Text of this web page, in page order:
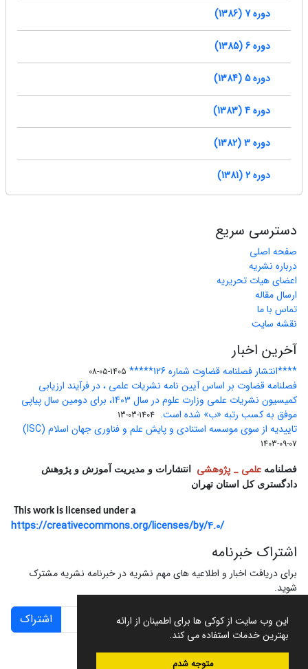
این وب سایت از کوکی ها برای اطمینان از ارائه
بهترین خدمات استفاده می کند.
متوجه شدم
دوره 7 (1386)
دوره 6 (1385)
دوره 5 (1384)
دوره 4 (1383)
دوره 3 (1382)
دوره 2 (1381)
دسترسی سریع
صفحه اصلی
درباره نشریه
اعضای هیات تحریریه
ارسال مقاله
تماس با ما
نقشه سایت
آخرین اخبار
****انتشار فصلنامه قضاوت شماره 126***** 1405-05-08
فصلنامه قضاوت بر اساس آیین نامه نشریات علمی ، در فرآیند ارزیابی
کمیسیون نشریات علمی وزارت علوم در سال 1403، برای دومین سال پیاپی
موفق به کسب رتبه «ب» شده است. 1404-03-13
تاییدیه از سوی موسسه استنادی و پایش علم و فناوری جهان اسلام (ISC)
1403-09-07
فصلنامه علمی _ پژوهشی
انتشارات و مدیریت آموزش و پژوهش
دادگستری کل استان تهران
This work is licensed under a
https://creativecommons.org/licenses/by/4.0/
اشتراک خبرنامه
برای دریافت اخبار و اطلاعیه های مهم نشریه در خبرنامه نشریه مشترک
شوید.
اشتراک